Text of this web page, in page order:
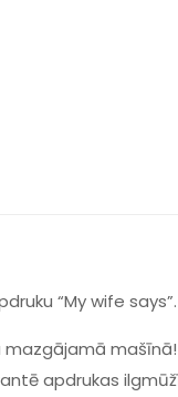
“My wife says”.
apdrukas